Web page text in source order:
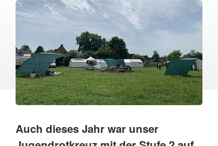
Auch dieses Jahr war unser